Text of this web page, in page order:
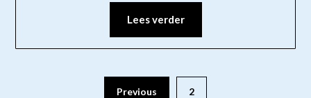
Lees verder
Previous 2